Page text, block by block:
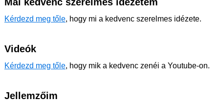
Kérdezd meg tőle, hogy mi a kedvenc szerelmes idézete.
Videók
Kérdezd meg tőle, hogy mik a kedvenc zenéi a Youtube-on.
Jellemzőim